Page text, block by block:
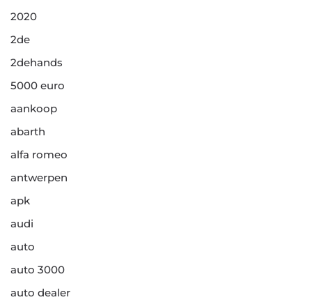
2020
2de
2dehands
5000 euro
aankoop
abarth
alfa romeo
antwerpen
apk
audi
auto
auto 3000
auto dealer